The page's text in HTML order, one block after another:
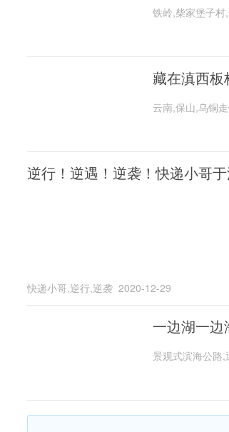
铁岭,柴家堡子
藏在滇西板
云南,保山,乌铜
逆行！逆遇！逆袭！快递小哥
快递小哥,逆行,逆袭 2020-12-29
一边湖一
景观式滨海公路